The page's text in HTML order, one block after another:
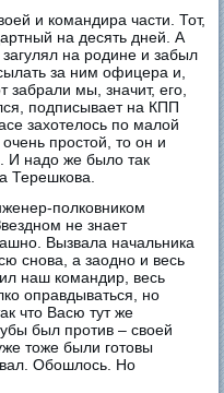
и командира части. Тот,
на десять дней. А
на родине и забыл
за ним офицера и,
забрали мы, значит, его,
подписывает на КПП
захотелось по малой
простой, то он и
И надо же было так
Терешкова.
полковником
не знает
Вызвала начальника
снова, а заодно и весь
наш командир, весь
оправдываться, но
что Васю тут же
был против – своей
тоже были готовы
Обошлось. Но